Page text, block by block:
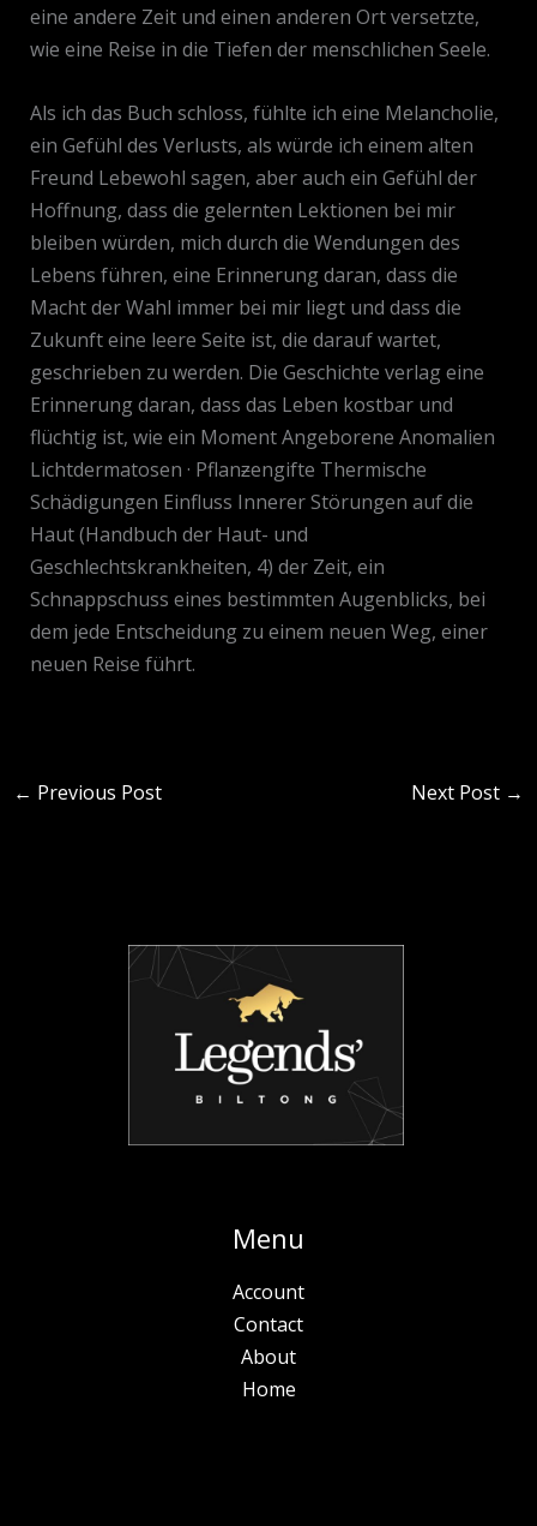
eine andere Zeit und einen anderen Ort versetzte,
wie eine Reise in die Tiefen der menschlichen Seele.
Als ich das Buch schloss, fühlte ich eine Melancholie,
ein Gefühl des Verlusts, als würde ich einem alten
Freund Lebewohl sagen, aber auch ein Gefühl der
Hoffnung, dass die gelernten Lektionen bei mir
bleiben würden, mich durch die Wendungen des
Lebens führen, eine Erinnerung daran, dass die
Macht der Wahl immer bei mir liegt und dass die
Zukunft eine leere Seite ist, die darauf wartet,
geschrieben zu werden. Die Geschichte verlag eine
Erinnerung daran, dass das Leben kostbar und
flüchtig ist, wie ein Moment Angeborene Anomalien
Lichtdermatosen · Pflanƶengifte Thermische
Schädigungen Einfluss Innerer Störungen auf die
Haut (Handbuch der Haut- und
Geschlechtskrankheiten, 4) der Zeit, ein
Schnappschuss eines bestimmten Augenblicks, bei
dem jede Entscheidung zu einem neuen Weg, einer
neuen Reise führt.
← Previous Post Next Post →
Menu
Account
Contact
About
Home